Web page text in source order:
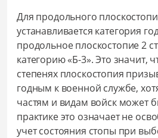
Для продольного
устанавливается категория
продольное плоскостопие 2
категорию «Б-3». Это значит,
степенях плоскостопия
годным к военной службе,
частям и видам войск может
практике это означает не
учет состояния стопы при